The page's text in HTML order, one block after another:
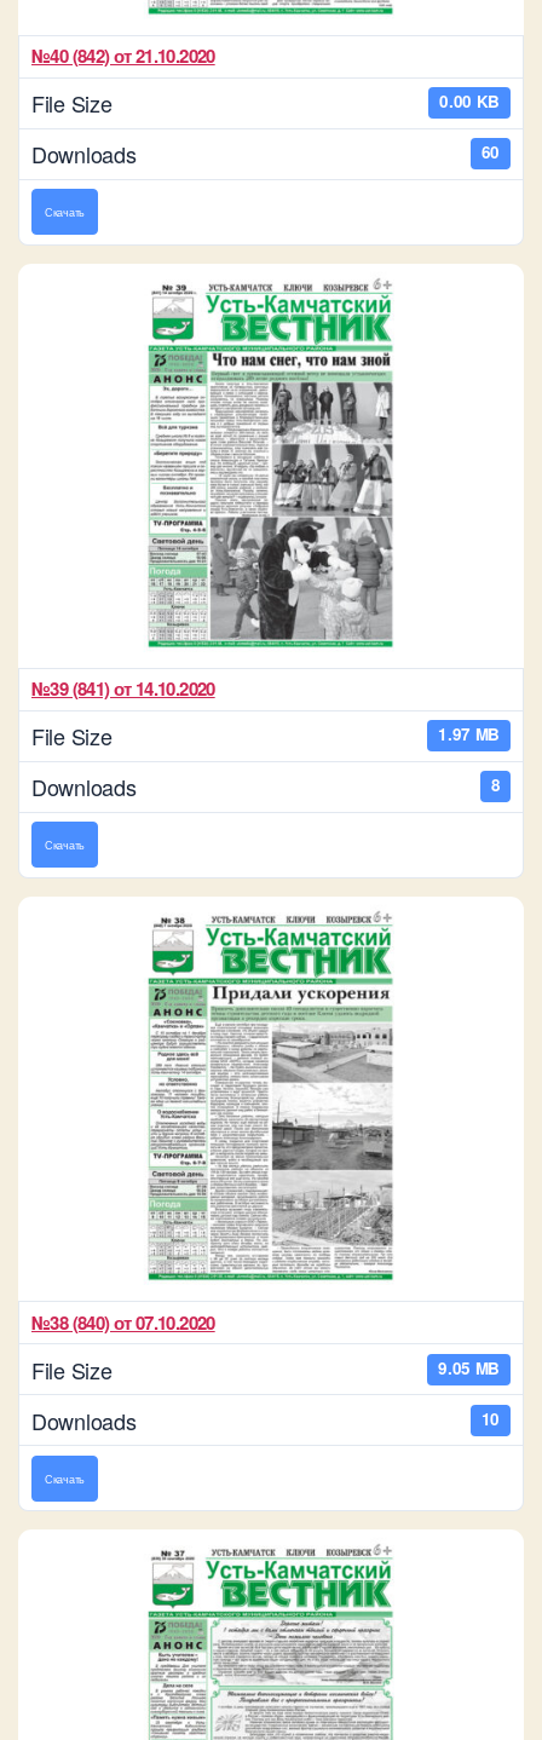
№40 (842) от 21.10.2020
File Size 0.00 KB
Downloads 60
Скачать
№39 (841) от 14.10.2020
File Size 1.97 MB
Downloads 8
Скачать
№38 (840) от 07.10.2020
File Size 9.05 MB
Downloads 10
Скачать